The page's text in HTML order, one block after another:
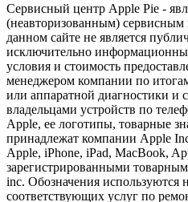
Сервисный центр Apple Pie -
(неавторизованным)
данном сайте не является
исключительно
условия и стоимость
менеджером компании по
или аппаратной диагностики и
владельцами устройств по
Apple, ее логотипы, товарные
принадлежат компании Apple
Apple, iPhone, iPad, MacBook,
зарегистрированными
inc. Обозначения используются
соответствующих услуг по